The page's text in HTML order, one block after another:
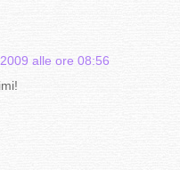
alle ore 08:56